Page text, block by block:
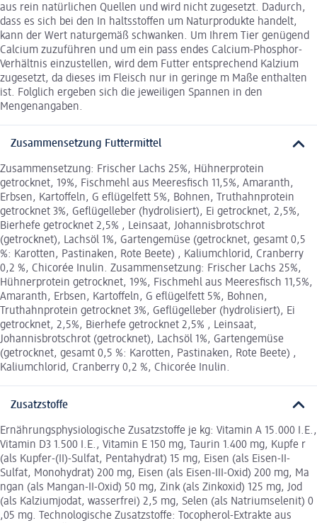
aus rein natürlichen Quellen und wird nicht zugesetzt. Dadurch,
dass es sich bei den In haltsstoffen um Naturprodukte handelt,
kann der Wert naturgemäß schwanken. Um Ihrem Tier genügend
Calcium zuzuführen und um ein pass endes Calcium-Phosphor-
Verhältnis einzustellen, wird dem Futter entsprechend Kalzium
zugesetzt, da dieses im Fleisch nur in geringe m Maße enthalten
ist. Folglich ergeben sich die jeweiligen Spannen in den
Mengenangaben.
Zusammensetzung Futtermittel
Zusammensetzung: Frischer Lachs 25%, Hühnerprotein
getrocknet, 19%, Fischmehl aus Meeresfisch 11,5%, Amaranth,
Erbsen, Kartoffeln, G eflügelfett 5%, Bohnen, Truthahnprotein
getrocknet 3%, Geflügelleber (hydrolisiert), Ei getrocknet, 2,5%,
Bierhefe getrocknet 2,5% , Leinsaat, Johannisbrotschrot
(getrocknet), Lachsöl 1%, Gartengemüse (getrocknet, gesamt 0,5
%: Karotten, Pastinaken, Rote Beete) , Kaliumchlorid, Cranberry
0,2 %, Chicorée Inulin. Zusammensetzung: Frischer Lachs 25%,
Hühnerprotein getrocknet, 19%, Fischmehl aus Meeresfisch 11,5%,
Amaranth, Erbsen, Kartoffeln, G eflügelfett 5%, Bohnen,
Truthahnprotein getrocknet 3%, Geflügelleber (hydrolisiert), Ei
getrocknet, 2,5%, Bierhefe getrocknet 2,5% , Leinsaat,
Johannisbrotschrot (getrocknet), Lachsöl 1%, Gartengemüse
(getrocknet, gesamt 0,5 %: Karotten, Pastinaken, Rote Beete) ,
Kaliumchlorid, Cranberry 0,2 %, Chicorée Inulin.
Zusatzstoffe
Ernährungsphysiologische Zusatzstoffe je kg: Vitamin A 15.000 I.E.,
Vitamin D3 1.500 I.E., Vitamin E 150 mg, Taurin 1.400 mg, Kupfe r
(als Kupfer-(II)-Sulfat, Pentahydrat) 15 mg, Eisen (als Eisen-II-
Sulfat, Monohydrat) 200 mg, Eisen (als Eisen-III-Oxid) 200 mg, Ma
ngan (als Mangan-II-Oxid) 50 mg, Zink (als Zinkoxid) 125 mg, Jod
(als Kalziumjodat, wasserfrei) 2,5 mg, Selen (als Natriumselenit) 0
,05 mg. Technologische Zusatzstoffe: Tocopherol-Extrakte aus